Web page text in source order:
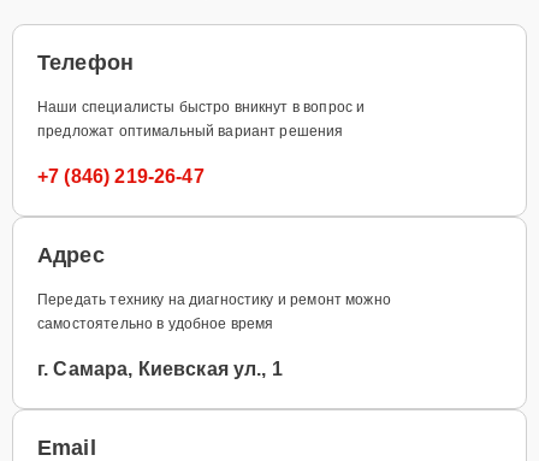
Телефон
Наши специалисты быстро вникнут в вопрос и
предложат оптимальный вариант решения
+7 (846) 219-26-47
Адрес
Передать технику на диагностику и ремонт можно
самостоятельно в удобное время
г. Самара, Киевская ул., 1
Email